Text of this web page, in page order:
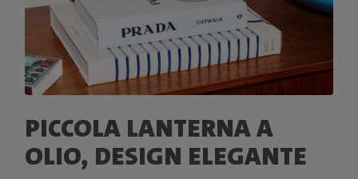
PICCOLA LANTERNA A
OLIO, DESIGN ELEGANTE